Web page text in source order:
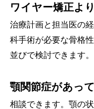
ワイヤー矯正よ
治療計画と担当医の
科手術が必要な骨格
並びで検討できます。
顎関節症があっ
相談できます。顎の